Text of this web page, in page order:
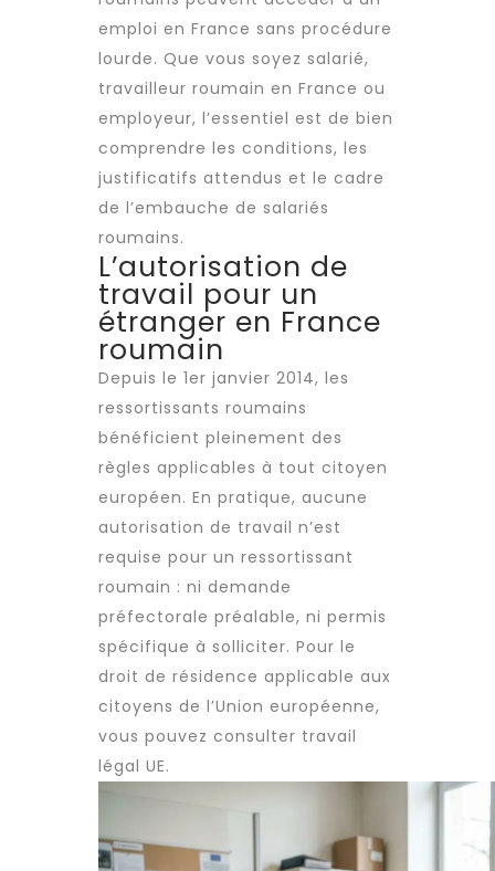
emploi en France sans procédure
lourde. Que vous soyez salarié,
travailleur roumain en France ou
employeur, l’essentiel est de bien
comprendre les conditions, les
justificatifs attendus et le cadre
de l’embauche de salariés
roumains.
L’autorisation de
travail pour un
étranger en France
roumain
Depuis le 1er janvier 2014, les
ressortissants roumains
bénéficient pleinement des
règles applicables à tout citoyen
européen. En pratique, aucune
autorisation de travail n’est
requise pour un ressortissant
roumain : ni demande
préfectorale préalable, ni permis
spécifique à solliciter. Pour le
droit de résidence applicable aux
citoyens de l’Union européenne,
vous pouvez consulter travail
légal UE.